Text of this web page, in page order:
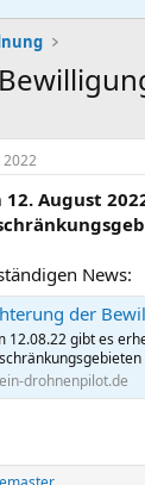
2022
12. August
News:
der
12.08.22 gibt es
drohnenpilot.de